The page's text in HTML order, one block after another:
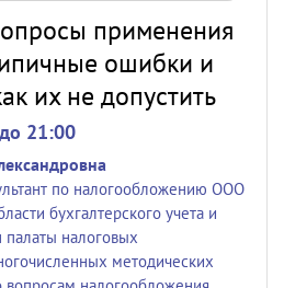
применения
ошибки и
их не допустить
21:00
по налогообложению ООО
бухгалтерского учета и
налоговых
методических